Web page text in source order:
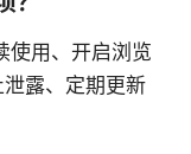
使用、开启浏览
露、定期更新